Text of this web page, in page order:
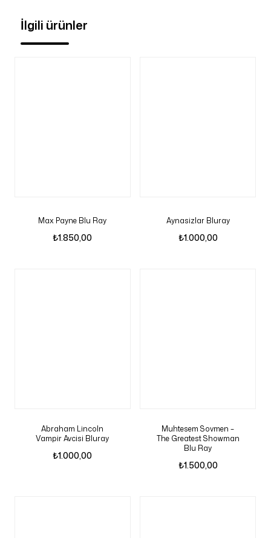
İlgili ürünler
Max Payne Blu Ray
₺1.850,00
Aynasizlar Bluray
₺1.000,00
Abraham Lincoln
Vampir Avcisi Bluray
₺1.000,00
Muhtesem Sovmen –
The Greatest Showman
Blu Ray
₺1.500,00